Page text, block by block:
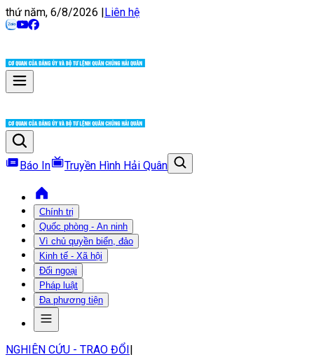
thứ năm, 6/8/2026 |Liên hệ
Báo In Truyền Hình Hải Quân
Chính trị
Quốc phòng - An ninh
Vì chủ quyền biển, đảo
Kinh tế - Xã hội
Đối ngoại
Pháp luật
Đa phương tiện
NGHIÊN CỨU - TRAO ĐỔI|